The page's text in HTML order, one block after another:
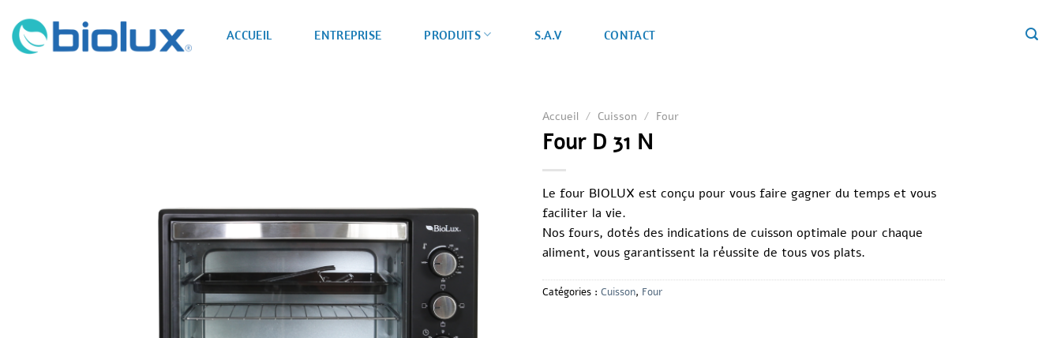
au
contenu
ACCUEIL ENTREPRISE PRODUITS S.A.V CONTACT
Accueil / Cuisson / Four
Four D 31 N
Le four BIOLUX est conçu pour vous faire gagner du temps et vous
faciliter la vie.
Nos fours, dotés des indications de cuisson optimale pour chaque
aliment, vous garantissent la réussite de tous vos plats.
Catégories : Cuisson, Four